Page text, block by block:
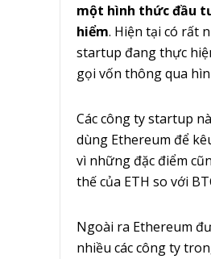
một hình thức đầu
hiểm. Hiện tại có rất
startup đang thực
gọi vốn thông qua
Các công ty startup
dùng Ethereum để
vì những đặc điểm
thế của ETH so với
Ngoài ra Ethereum
nhiều các công ty